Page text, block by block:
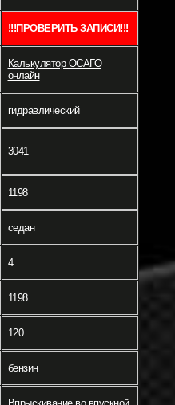
!!!ПРОВЕРИТЬ ЗАПИСИ!!!
Калькулятор ОСАГО
онлайн
гидравлический
3041
1198
седан
4
1198
120
бензин